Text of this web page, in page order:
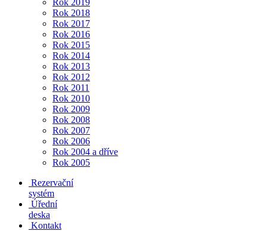
Rok 2019
Rok 2018
Rok 2017
Rok 2016
Rok 2015
Rok 2014
Rok 2013
Rok 2012
Rok 2011
Rok 2010
Rok 2009
Rok 2008
Rok 2007
Rok 2006
Rok 2004 a dříve
Rok 2005
Rezervační
systém
Úřední
deska
Kontakt